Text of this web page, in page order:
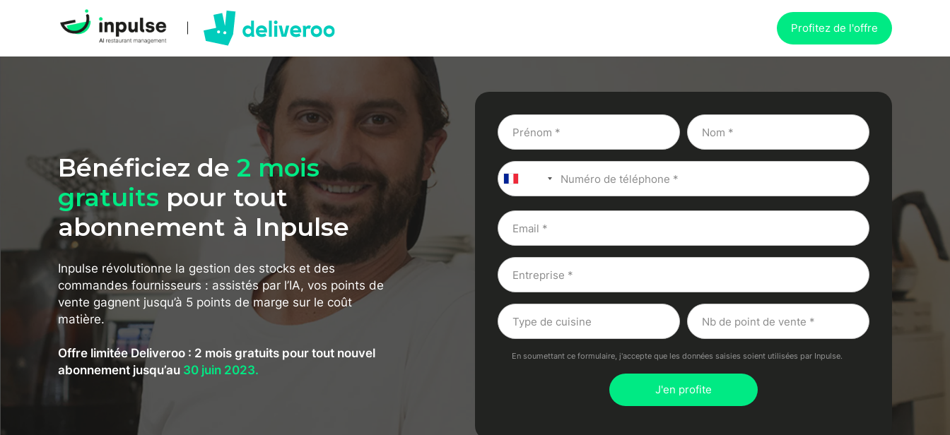
Profitez de l'offre
Bénéficiez de 2 mois
gratuits pour tout
abonnement à Inpulse
Inpulse révolutionne la gestion des stocks et des
commandes fournisseurs : assistés par l’IA, vos points de
vente gagnent jusqu’à 5 points de marge sur le coût
matière.
Offre limitée Deliveroo : 2 mois gratuits pour tout nouvel
abonnement jusqu’au 30 juin 2023.
En soumettant ce formulaire, j'accepte que les données saisies soient utilisées par Inpulse.